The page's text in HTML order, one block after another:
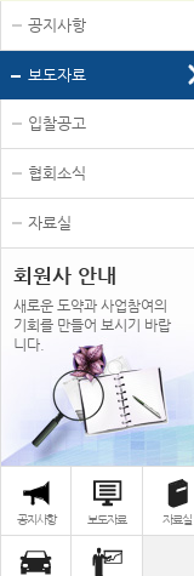
공지사항
보도자료
입찰공고
협회소식
자료실
회원사 안내
새로운 도약과 사업참여의
기회를 만들어 보시기 바랍
니다.
공지사항 보도자료 자료실